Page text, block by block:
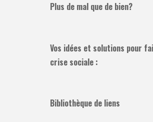
Plus de mal que de bien?
Vos idées et solutions pour
crise sociale :
Bibliothèque de liens